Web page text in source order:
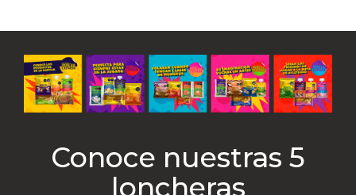
Conoce nuestras 5
loncheras